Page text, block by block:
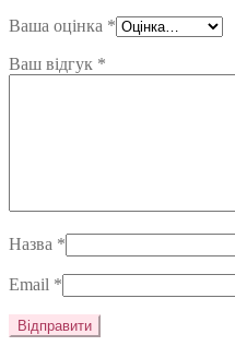
Ваша оцінка *
Ваш відгук *
Назва *
Email *